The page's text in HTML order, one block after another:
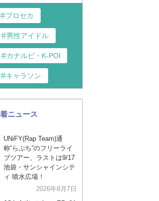
プロセカ
男性アイドル
カナルビ・K-POP和訳
キャラソン
演歌・歌謡
洋楽
ディズニー
ニュース
UNiFY(Rap Team)通
称“らぷち”のフリーライ
ブツアー、ラストは9/17
池袋・サンシャインシテ
ィ 噴水広場！
2026年8月7日